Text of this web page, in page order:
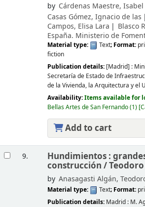
by Cárdenas Maestre,
Casas Gómez, Ignacio de las
Campos, Elisa Lara
Blasco
España. Ministerio de
Material type: Text; Format:
fiction
Publication details: [Madrid] :
Secretaría de Estado de
de la Vivienda, la Arquitectura y el
Availability:Items available for
Bellas Artes de San Fernando(1)
Add to cart
9. Hundimientos :
construcción /
by Anasagasti Algán,
Material type: Text; Format:
Publication details: Madrid : M.